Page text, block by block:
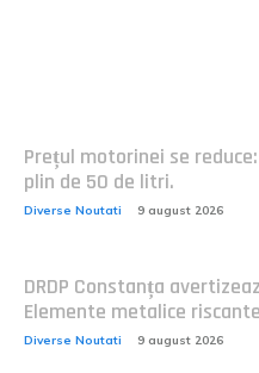
Prețul motorinei se
plin de 50 de litri.
Diverse Noutati 9 august 2026
DRDP Constanța
Elemente metalice
Diverse Noutati 9 august 2026